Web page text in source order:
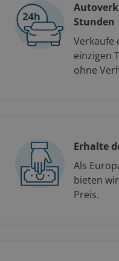
Stunden
Verkaufe
einzigen
ohne
Erhalte
Als
bieten
Preis.